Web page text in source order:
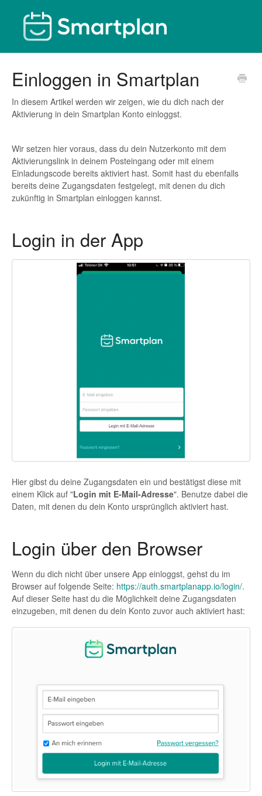
Einloggen in Smartplan
In diesem Artikel werden wir zeigen, wie du dich nach der
Aktivierung in dein Smartplan Konto einloggst.
Wir setzen hier voraus, dass du dein Nutzerkonto mit dem
Aktivierungslink in deinem Posteingang oder mit einem
Einladungscode bereits aktiviert hast. Somit hast du ebenfalls
bereits deine Zugangsdaten festgelegt, mit denen du dich
zukünftig in Smartplan einloggen kannst.
Login in der App
Hier gibst du deine Zugangsdaten ein und bestätigst diese mit
einem Klick auf "Login mit E-Mail-Adresse". Benutze dabei die
Daten, mit denen du dein Konto ursprünglich aktiviert hast.
Login über den Browser
Wenn du dich nicht über unsere App einloggst, gehst du im
Browser auf folgende Seite: https://auth.smartplanapp.io/login/.
Auf dieser Seite hast du die Möglichkeit deine Zugangsdaten
einzugeben, mit denen du dein Konto zuvor auch aktiviert hast: